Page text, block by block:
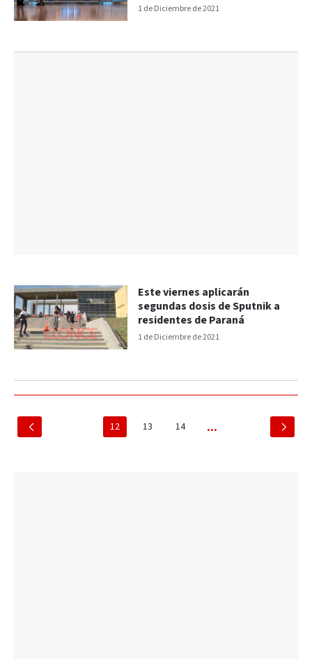
1 de Diciembre de 2021
1 de Diciembre de 2021
Este viernes aplicarán
segundas dosis de Sputnik a
residentes de Paraná
12 13 14